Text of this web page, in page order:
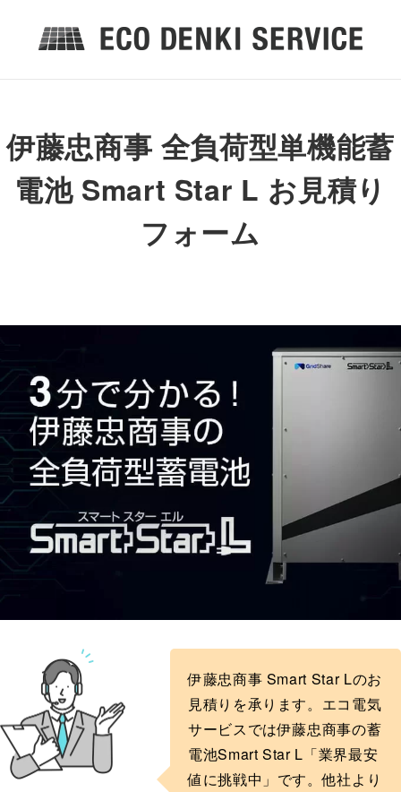
伊藤忠商事 全負荷型単機能蓄
電池 Smart Star L お見積り
フォーム
伊藤忠商事 Smart Star Lのお
見積りを承ります。エコ電気
サービスでは伊藤忠商事の蓄
電池Smart Star L「業界最安
値に挑戦中」です。他社より